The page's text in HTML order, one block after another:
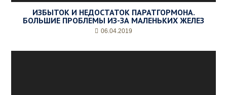
ИЗБЫТОК И НЕДОСТАТОК ПАРАТГОРМОНА.
БОЛЬШИЕ ПРОБЛЕМЫ ИЗ-ЗА МАЛЕНЬКИХ ЖЕЛЕЗ
06.04.2019